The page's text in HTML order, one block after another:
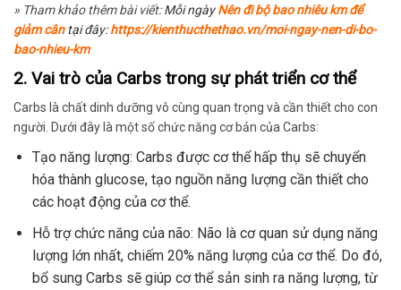
» Tham khảo thêm bài viết: Mỗi ngày Nên đi bộ bao nhiêu km để
giảm cântại đây:https://kienthucthethao.vn/moi-ngay-nen-di-bo-
bao-nhieu-km
2. Vai trò của Carbs trong sự phát triển cơ thể
Carbs là chất dinh dưỡng vô cùng quan trọng và cần thiết cho con
người. Dưới đây là một số chức năng cơ bản của Carbs:
Tạo năng lượng: Carbs được cơ thể hấp thụ sẽ chuyển
hóa thành glucose, tạo nguồn năng lượng cần thiết cho
các hoạt động của cơ thể.
Hỗ trợ chức năng của não: Não là cơ quan sử dụng năng
lượng lớn nhất, chiếm 20% năng lượng của cơ thể. Do đó,
bổ sung Carbs sẽ giúp cơ thể sản sinh ra năng lượng, từ